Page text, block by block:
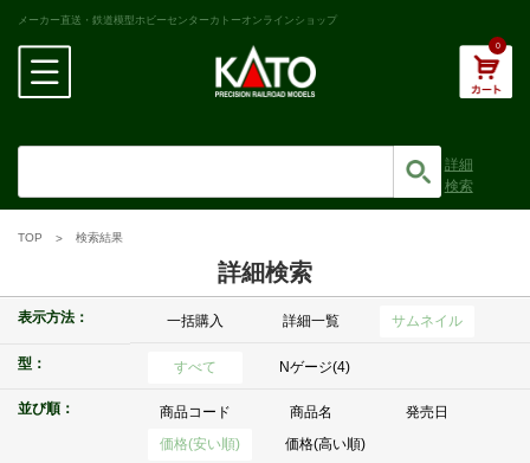
メーカー直送・鉄道模型ホビーセンターカトーオンラインショップ
0
詳細
検索
TOP 検索結果
詳細検索
表示方法： 一括購入 詳細一覧 サムネイル
型： すべて Nゲージ(4)
並び順： 商品コード 商品名
発売日
価格(安い順)
価格(高い順)